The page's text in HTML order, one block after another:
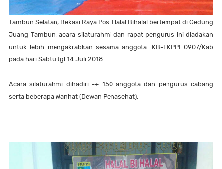
Tambun Selatan, Bekasi Raya Pos. Halal Bihalal bertempat di Gedung
Juang Tambun, acara silaturahmi dan rapat pengurus ini diadakan
untuk lebih mengakrabkan sesama anggota. KB-FKPPI 0907/Kab
pada hari Sabtu tgl 14 Juli 2018.
Acara silaturahmi dihadiri -+ 150 anggota dan pengurus cabang
serta beberapa Wanhat (Dewan Penasehat).